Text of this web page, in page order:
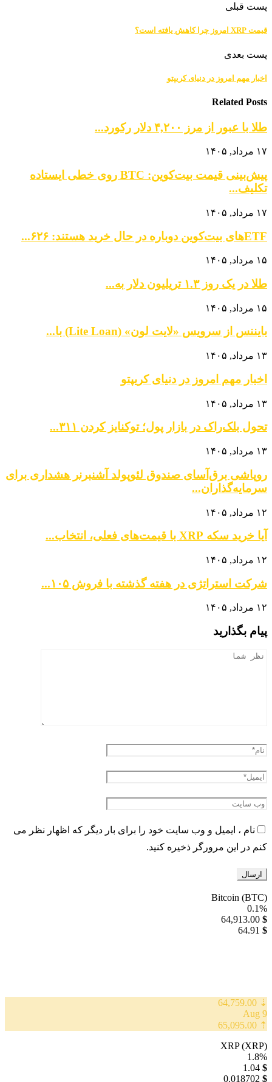
پست قبلی
قیمت XRP امروز چرا کاهش یافته است؟
پست بعدی
اخبار مهم امروز در دنیای کریپتو
Related Posts
طلا با عبور از مرز ۴,۲۰۰ دلار رکورد...
۱۷ مرداد, ۱۴۰۵
پیش‌بینی قیمت بیت‌کوین: BTC روی خطی ایستاده
تکلیف...
۱۷ مرداد, ۱۴۰۵
ETFهای بیت‌کوین دوباره در حال خرید هستند: ۶۲۶...
۱۵ مرداد, ۱۴۰۵
طلا در یک روز ۱.۳ تریلیون دلار به...
۱۵ مرداد, ۱۴۰۵
بایننس از سرویس «لایت لون» (Lite Loan) با...
۱۳ مرداد, ۱۴۰۵
اخبار مهم امروز در دنیای کریپتو
۱۳ مرداد, ۱۴۰۵
تحول بلک‌راک در بازار پول؛ توکنایز کردن ۳۱۱...
۱۳ مرداد, ۱۴۰۵
روپاشی برق‌آسای صندوق لئوپولد آشنبرنر هشداری برای
سرمایه‌گذاران...
۱۲ مرداد, ۱۴۰۵
آیا خرید سکه XRP با قیمت‌های فعلی، انتخاب...
۱۲ مرداد, ۱۴۰۵
شرکت استراتژی در هفته گذشته با فروش ۱۰۵...
۱۲ مرداد, ۱۴۰۵
پیام بگذارید
نام ، ایمیل و وب سایت خود را برای بار دیگر که اظهار نظر می
کنم در این مرورگر ذخیره کنید.
Bitcoin (BTC)
0.1%
$
64,913.00
$
64.91
⇣ 64,759.00
9 Aug
⇡ 65,095.00
XRP (XRP)
1.8%
$
1.04
$
0.018702